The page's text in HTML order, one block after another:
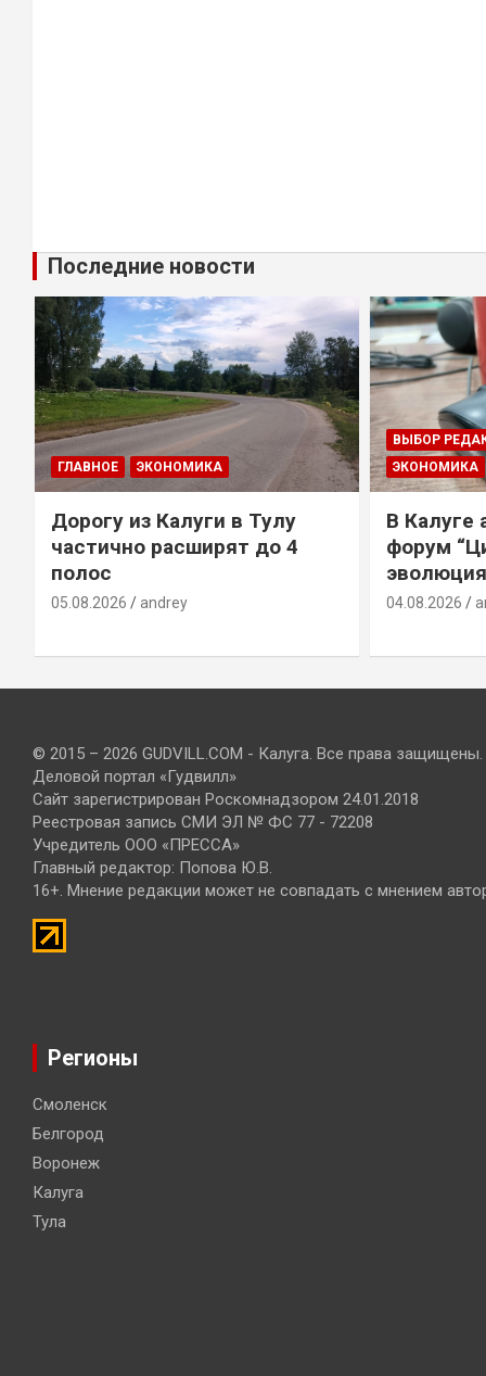
Последние новости
ГЛАВНОЕ ЭКОНОМИКА
Дорогу из Калуги в Тулу
частично расширят до 4
полос
05.08.2026 andrey
ВЫБОР
ЭКОНОМИКА
В Калуге
форум
04.08.2026
© 2015 – 2026 GUDVILL.COM - Калуга. Все права защищены.
Деловой портал «Гудвилл»
Сайт зарегистрирован Роскомнадзором 24.01.2018
Реестровая запись СМИ ЭЛ № ФС 77 - 72208
Учредитель ООО «ПРЕССА»
Главный редактор: Попова Ю.В.
16+. Мнение редакции может не совпадать с мнением
Регионы
Смоленск
Белгород
Воронеж
Калуга
Тула